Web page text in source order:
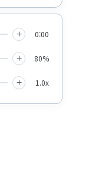
+ 0:00
+ 80%
+ 1.0x